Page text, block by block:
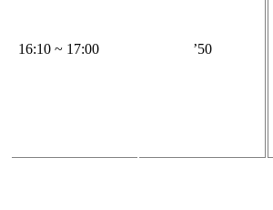
16:10 ~ 17:00 ’50